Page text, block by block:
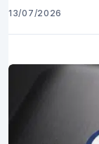
13/07/2026